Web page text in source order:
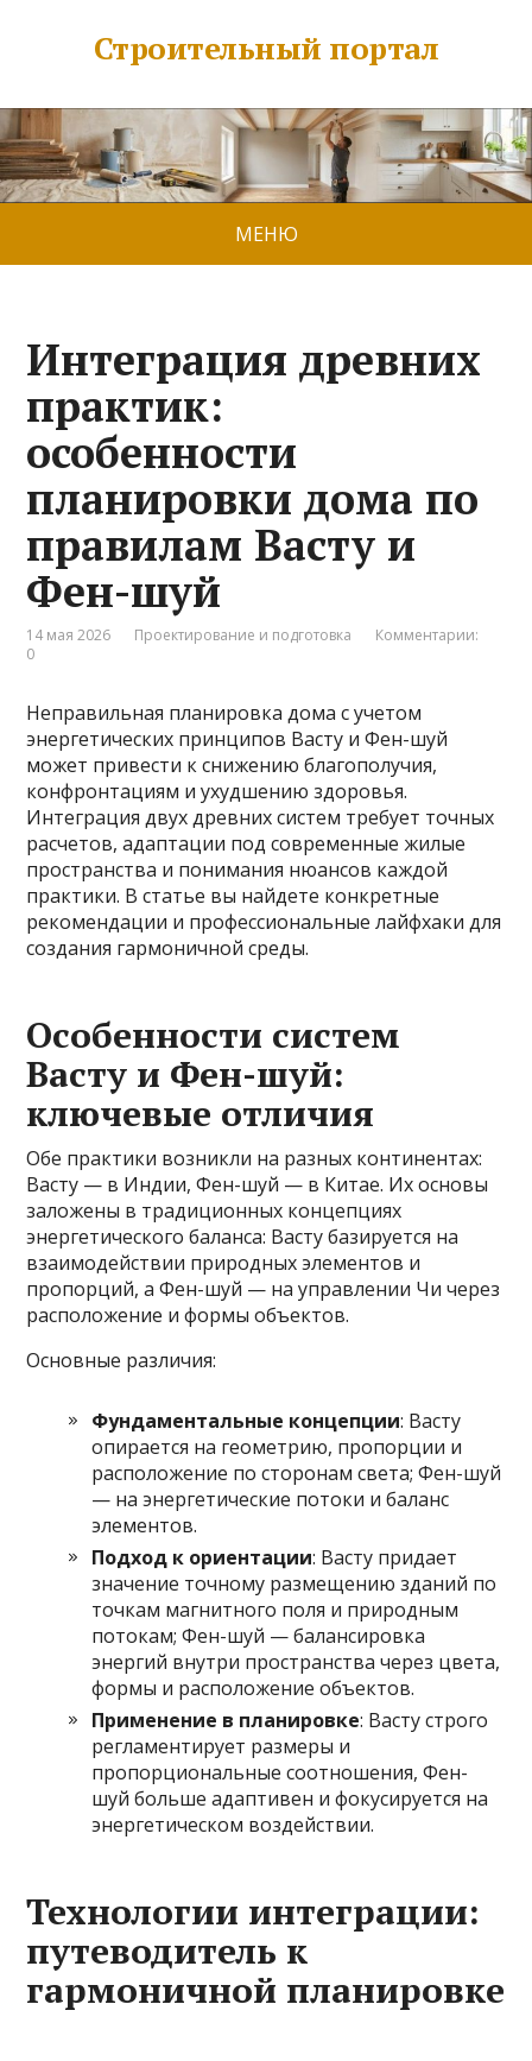
Строительный портал
МЕНЮ
Интеграция древних
практик:
особенности
планировки дома по
правилам Васту и
Фен-шуй
14 мая 2026 Проектирование и подготовка
Комментарии:
0
Неправильная планировка дома с учетом
энергетических принципов Васту и Фен-шуй
может привести к снижению благополучия,
конфронтациям и ухудшению здоровья.
Интеграция двух древних систем требует точных
расчетов, адаптации под современные жилые
пространства и понимания нюансов каждой
практики. В статье вы найдете конкретные
рекомендации и профессиональные лайфхаки для
создания гармоничной среды.
Особенности систем
Васту и Фен-шуй:
ключевые отличия
Обе практики возникли на разных континентах:
Васту — в Индии, Фен-шуй — в Китае. Их основы
заложены в традиционных концепциях
энергетического баланса: Васту базируется на
взаимодействии природных элементов и
пропорций, а Фен-шуй — на управлении Чи через
расположение и формы объектов.
Основные различия:
Фундаментальные концепции: Васту
опирается на геометрию, пропорции и
расположение по сторонам света; Фен-шуй
— на энергетические потоки и баланс
элементов.
Подход к ориентации: Васту придает
значение точному размещению зданий по
точкам магнитного поля и природным
потокам; Фен-шуй — балансировка
энергий внутри пространства через цвета,
формы и расположение объектов.
Применение в планировке: Васту строго
регламентирует размеры и
пропорциональные соотношения, Фен-
шуй больше адаптивен и фокусируется на
энергетическом воздействии.
Технологии интеграции:
путеводитель к
гармоничной планировке